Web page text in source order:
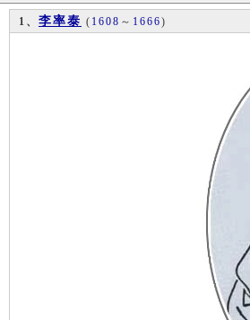
1、 李率泰 ( 1608 ～ 1666)